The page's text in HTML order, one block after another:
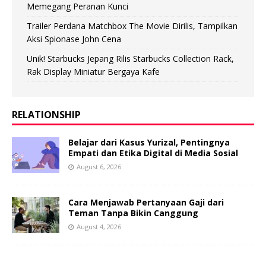
Memegang Peranan Kunci
Trailer Perdana Matchbox The Movie Dirilis, Tampilkan
Aksi Spionase John Cena
Unik! Starbucks Jepang Rilis Starbucks Collection Rack,
Rak Display Miniatur Bergaya Kafe
RELATIONSHIP
Belajar dari Kasus Yurizal, Pentingnya
Empati dan Etika Digital di Media Sosial
August 6, 2026
Cara Menjawab Pertanyaan Gaji dari
Teman Tanpa Bikin Canggung
August 4, 2026